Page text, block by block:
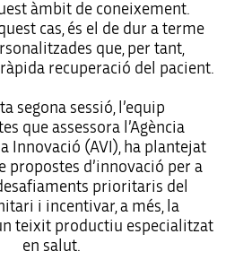
àmbit de coneixement.
cas, és el de dur a terme
que, per tant,
recuperació del pacient.
segona sessió, l’equip
que assessora l’Agència
Innovació (AVI), ha plantejat
propostes d’innovació per a
prioritaris del
i incentivar, a més, la
teixit productiu especialitzat
en salut.